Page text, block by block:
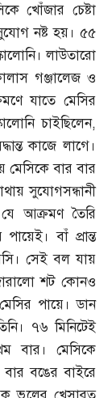
খোঁজার চেষ্টা
নষ্ট হয়। ৫৫
লাউতারো
গঞ্জালেজ ও
যাতে মেসির
চাইছিলেন,
কাজে লাগে।
মেসিকে বার বার
সুযোগসন্ধানী
যে আক্রমণ তৈরি
বাঁ প্রান্ত
সেই বল যায়
শট কোনও
পায়ে। ডান
৭৬ মিনিটেই
বার। মেসিকে
বঙের বাইরে